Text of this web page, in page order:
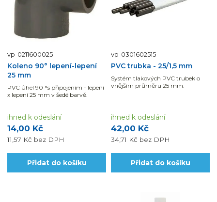
vp-0211600025
Koleno 90° lepení-lepení
25 mm
PVC Úhel 90 °s připojením - lepení
x lepení 25 mm v šedé barvě.
14,00 Kč
11,57 Kč bez DPH
ihned k odeslání
Přidat do košíku
vp-0301602515
PVC trubka - 25/1,5 mm
Systém tlakových PVC trubek o
vnějším průměru 25 mm.
42,00 Kč
34,71 Kč bez DPH
ihned k odeslání
Přidat do košíku